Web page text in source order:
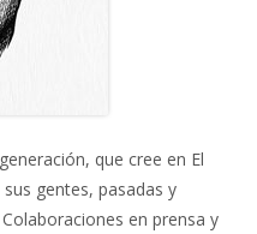
que cree en El
gentes, pasadas y
en prensa y